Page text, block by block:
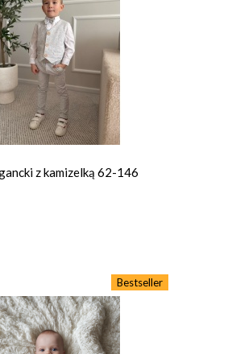
z kamizelką 62-146
Bestseller